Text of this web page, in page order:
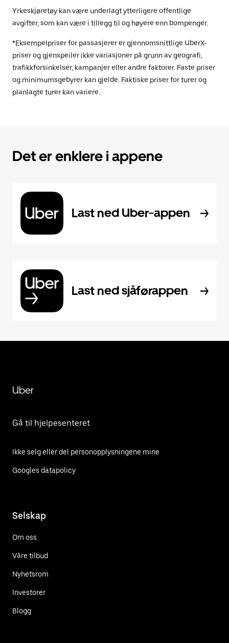
Yrkeskjøretøy kan være underlagt ytterligere offentlige
avgifter, som kan være i tillegg til og høyere enn bompenger.
*Eksempelpriser for passasjerer er gjennomsnittlige UberX-
priser og gjenspeiler ikke variasjoner på grunn av geografi,
trafikkforsinkelser, kampanjer eller andre faktorer. Faste priser
og minimumsgebyrer kan gjelde. Faktiske priser for turer og
planlagte turer kan variere.
Det er enklere i appene
Last ned Uber-appen
Last ned sjåførappen
Uber
Gå til hjelpesenteret
Ikke selg eller del personopplysningene mine
Googles datapolicy
Selskap
Om oss
Våre tilbud
Nyhetsrom
Investorer
Blogg